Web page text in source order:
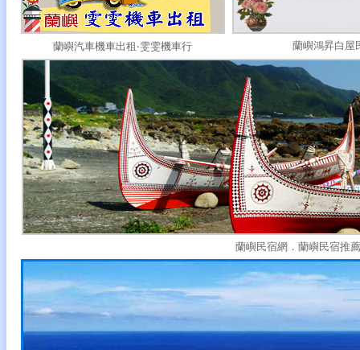
蘭嶼汽車機車出租‧雯雯機車行 蘭嶼鴻昇白屋
蘭嶼民宿網．蘭嶼民宿推